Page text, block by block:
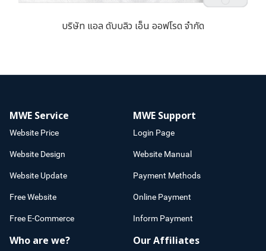
บริษัท แอล ดับบลิว เอ็น ออฟโรด จำกัด
MWE Service
Website Price
Website Design
Website Update
Free Website
Free E-Commerce
MWE Support
Login Page
Website Manual
Payment Methods
Online Payment
Inform Payment
Who are we? Our Affiliates